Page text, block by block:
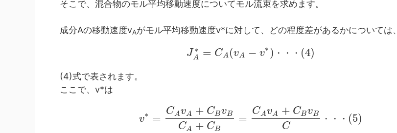
そこで、混合物のモル平均移動速度についてモル流束を求めます。
成分Aの移動速度vAがモル平均移動速度v*に対して、どの程度差があるかについては、
J ∗
A = CA (vA − v∗ ) ・ ・ ・ (4)
(4)式で表されます。
ここで、v*は
v∗ =
CAvA + CBvB
CA + CB
=
CAvA + CBvB
C
・ ・ ・ (5)